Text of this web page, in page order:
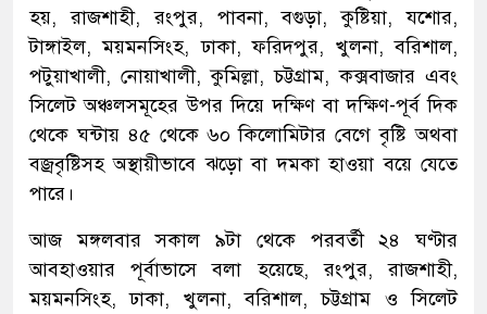
হয়, রাজশাহী, রংপুর, পাবনা, বগুড়া, কুষ্টিয়া, যশোর,
টাঙ্গাইল, ময়মনসিংহ, ঢাকা, ফরিদপুর, খুলনা, বরিশাল,
পটুয়াখালী, নোয়াখালী, কুমিল্লা, চট্টগ্রাম, কক্সবাজার এবং
সিলেট অঞ্চলসমূহের উপর দিয়ে দক্ষিণ বা দক্ষিণ-পূর্ব দিক
থেকে ঘন্টায় ৪৫ থেকে ৬০ কিলোমিটার বেগে বৃষ্টি অথবা
বজ্রবৃষ্টিসহ অস্থায়ীভাবে ঝড়ো বা দমকা হাওয়া বয়ে যেতে
পারে।
আজ মঙ্গলবার সকাল ৯টা থেকে পরবর্তী ২৪ ঘণ্টার
আবহাওয়ার পূর্বাভাসে বলা হয়েছে, রংপুর, রাজশাহী,
ময়মনসিংহ, ঢাকা, খুলনা, বরিশাল, চট্টগ্রাম ও সিলেট